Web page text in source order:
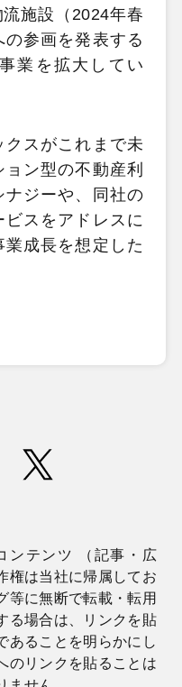
施設（2024年春
参画を発表する
業を拡大してい
スがこれまで未
ン型の不動産利
ナジーや、同社の
スをアドレスに
成長を想定した
ンテンツ （記事・広
権は当社に帰属してお
等に無断で転載・転用
る場合は、リンクを貼
あることを明らかにし
のリンクを貼ることは